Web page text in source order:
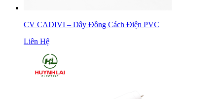
CV CADIVI – Dây Đồng Cách Điện PVC
Liên Hệ